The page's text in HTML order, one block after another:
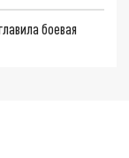
боевая